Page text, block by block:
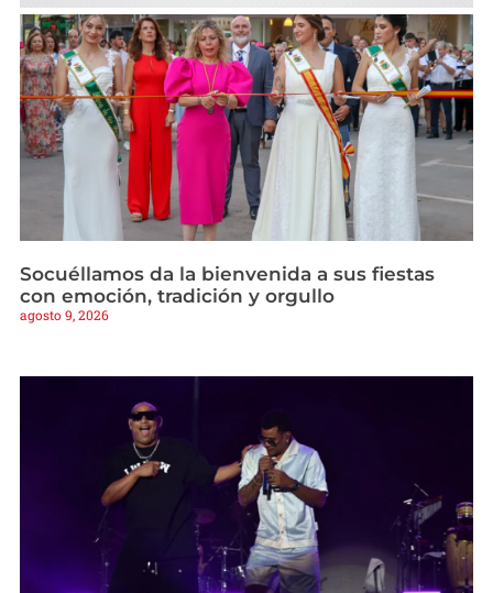
Socuéllamos da la bienvenida a sus fiestas
con emoción, tradición y orgullo
agosto 9, 2026